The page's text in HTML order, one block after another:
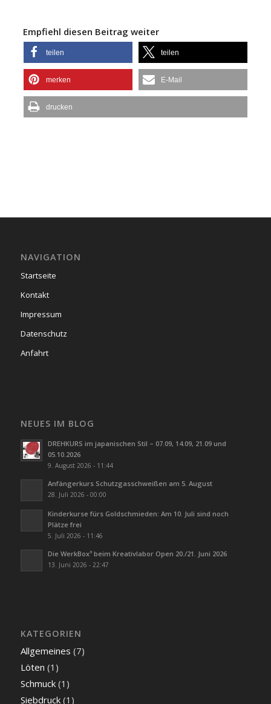
Empfiehl diesen Beitrag weiter
teilen teilen
merken E-Mail
drucken
NAVIGATION
Startseite
Kontakt
Impressum
Datenschutz
Anfahrt
NEUES IM BLOG
DREHKURS im japanischen Stil – 07.09, 14.09, 21.09 und
05.10.2026
9. August 2026 - 11:44
Anfängerkurs Schutzgasschweißen am 5. August
28. Juli 2026 - 00:00
Kinderkurse fürs Goldschmieden: Am 10. Juli sind noch
Plätze frei
5. Juli 2026 - 11:46
Die WerkBox³ beim Kreativlabor Open 20./21. Juni 2026
13. Juni 2026 - 22:47
KATEGORIEN
Allgemeines (7)
Löten (1)
Schmuck(1)
Siebdruck(1)